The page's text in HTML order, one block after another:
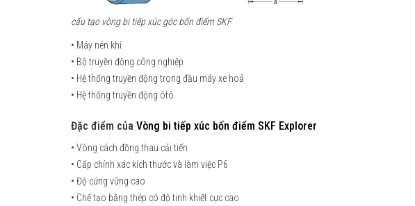
cấu tạo vòng bi tiếp xúc góc bốn điểm SKF
• Máy nén khí
• Bộ truyền động công nghiệp
• Hệ thống truyền động trong đầu máy xe hoả
• Hệ thống truyền động ôtô
Đặc điểm của Vòng bi tiếp xúc bốn điểm SKF Explorer
• Vòng cách đồng thau cải tiến
• Cấp chính xác kích thước và làm việc P6
• Độ cứng vững cao
• Chế tạo bằng thép có độ tinh khiết cực cao